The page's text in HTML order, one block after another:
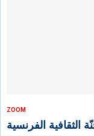
ZOOM
الثقافية الفرنسية